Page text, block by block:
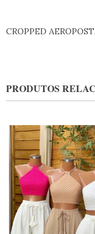
CROPPED
PRODUTOS